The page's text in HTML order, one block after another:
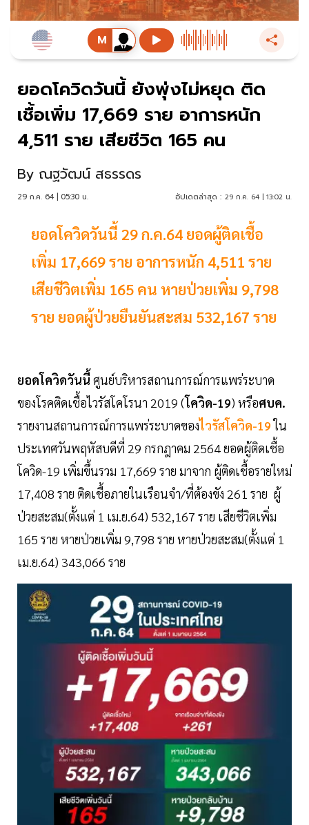
ยอดโควิดวันนี้ ยังพุ่งไม่หยุด ติด
เชื้อเพิ่ม 17,669 ราย อาการหนัก
4,511 ราย เสียชีวิต 165 คน
By ณฐวัฒน์ สธรรดร
29 ก.ค. 64 | 05:30 น. อัปเดตล่าสุด : 29 ก.ค. 64 | 13:02 น.
ยอดโควิดวันนี้ 29 ก.ค.64 ยอดผู้ติดเชื้อ
เพิ่ม 17,669 ราย อาการหนัก 4,511 ราย
เสียชีวิตเพิ่ม 165 คน หายป่วยเพิ่ม 9,798
ราย ยอดผู้ป่วยยืนยันสะสม 532,167 ราย
ยอดโควิดวันนี้ ศูนย์บริหารสถานการณ์การแพร่ระบาด
ของโรคติดเชื้อไวรัสโคโรนา 2019 (โควิด-19) หรือศบค.
รายงานสถานการณ์การแพร่ระบาดของไวรัสโควิด-19ใน
ประเทศวันพฤหัสบดีที่ 29 กรกฎาคม 2564 ยอดผู้ติดเชื้อ
โควิด-19 เพิ่มขึ้นรวม 17,669 ราย มาจาก ผู้ติดเชื้อรายใหม่
17,408 ราย ติดเชื้อภายในเรือนจำ/ที่ต้องขัง 261 ราย ผู้
ป่วยสะสม(ตั้งแต่ 1 เม.ย.64) 532,167 ราย เสียชีวิตเพิ่ม
165 ราย หายป่วยเพิ่ม 9,798 ราย หายป่วยสะสม(ตั้งแต่ 1
เม.ย.64) 343,066 ราย